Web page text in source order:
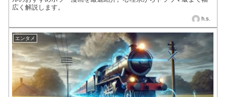
広く解説します。
h.s.
エンタメ